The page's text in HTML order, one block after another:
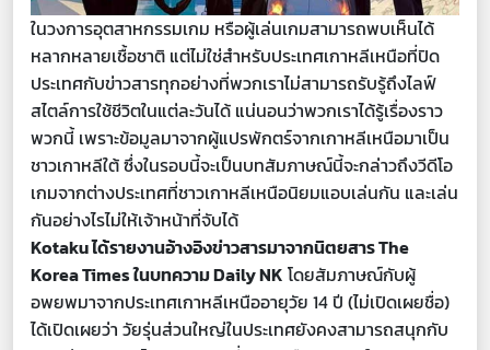
ในวงการอุตสาหกรรมเกม หรือผู้เล่นเกมสามารถพบเห็นได้
หลากหลายเชื้อชาติ แต่ไม่ใช่สำหรับประเทศเกาหลีเหนือที่ปิด
ประเทศกับข่าวสารทุกอย่างที่พวกเราไม่สามารถรับรู้ถึงไลฟ์
สไตล์การใช้ชีวิตในแต่ละวันได้ แน่นอนว่าพวกเราได้รู้เรื่องราว
พวกนี้ เพราะข้อมูลมาจากผู้แปรพักตร์จากเกาหลีเหนือมาเป็น
ชาวเกาหลีใต้ ซึ่งในรอบนี้จะเป็นบทสัมภาษณ์นี้จะกล่าวถึงวีดีโอ
เกมจากต่างประเทศที่ชาวเกาหลีเหนือนิยมแอบเล่นกัน และเล่น
กันอย่างไรไม่ให้เจ้าหน้าที่จับได้
Kotaku ได้รายงานอ้างอิงข่าวสารมาจากนิตยสาร The
Korea Times ในบทความ Daily NK โดยสัมภาษณ์กับผู้
อพยพมาจากประเทศเกาหลีเหนืออายุวัย 14 ปี (ไม่เปิดเผยชื่อ)
ได้เปิดเผยว่า วัยรุ่นส่วนใหญ่ในประเทศยังคงสามารถสนุกกับ